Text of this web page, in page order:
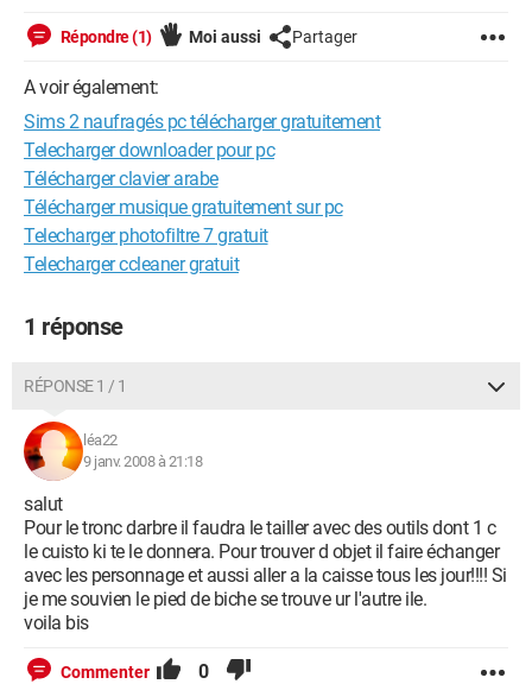
Répondre (1) Moi aussi Partager
A voir également:
Sims 2 naufragés pc télécharger gratuitement
Telecharger downloader pour pc
Télécharger clavier arabe
Télécharger musique gratuitement sur pc
Telecharger photofiltre 7 gratuit
Telecharger ccleaner gratuit
1 réponse
RÉPONSE 1 / 1
léa22
9 janv. 2008 à 21:18
salut
Pour le tronc darbre il faudra le tailler avec des outils dont 1 c
le cuisto ki te le donnera. Pour trouver d objet il faire échanger
avec les personnage et aussi aller a la caisse tous les jour!!!! Si
je me souvien le pied de biche se trouve ur l'autre ile.
voila bis
Commenter 0